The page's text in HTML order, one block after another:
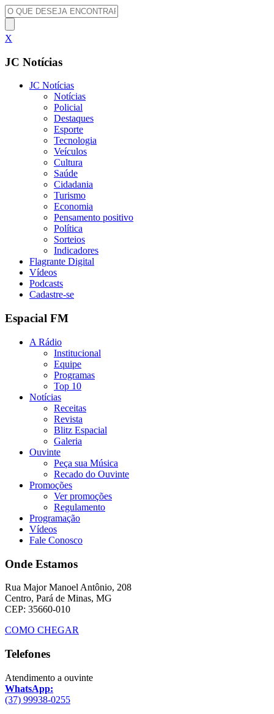
X
JC Notícias
JC Notícias
Notícias
Policial
Destaques
Esporte
Tecnologia
Veículos
Cultura
Saúde
Cidadania
Turismo
Economia
Pensamento positivo
Política
Sorteios
Indicadores
Flagrante Digital
Vídeos
Podcasts
Cadastre-se
Espacial FM
A Rádio
Institucional
Equipe
Programas
Top 10
Notícias
Receitas
Revista
Blitz Espacial
Galeria
Ouvinte
Peça sua Música
Recado do Ouvinte
Promoções
Ver promoções
Regulamento
Programação
Vídeos
Fale Conosco
Onde Estamos
Rua Major Manoel Antônio, 208
Centro, Pará de Minas, MG
CEP: 35660-010
COMO CHEGAR
Telefones
Atendimento a ouvinte
WhatsApp:
(37) 99938-0255